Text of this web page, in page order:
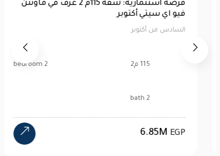
مكتب للبيع في أفضل مواقع كابيتال بيزنس
بارك
السادس من أكتوبر
bedroom
bath
12MEGP